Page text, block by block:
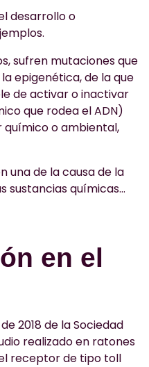
desarrollo o
sufren mutaciones que
epigenética, de la que
de activar o inactivar
que rodea el ADN)
químico o ambiental,
una de la causa de la
sustancias químicas…
en el
2018 de la Sociedad
realizado en ratones
receptor de tipo toll